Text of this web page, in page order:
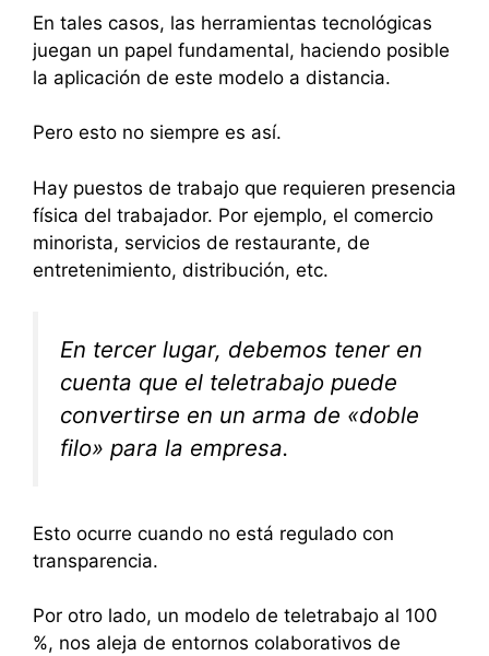
En tales casos, las herramientas tecnológicas
juegan un papel fundamental, haciendo posible
la aplicación de este modelo a distancia.
Pero esto no siempre es así.
Hay puestos de trabajo que requieren presencia
física del trabajador. Por ejemplo, el comercio
minorista, servicios de restaurante, de
entretenimiento, distribución, etc.
En tercer lugar, debemos tener en
cuenta que el teletrabajo puede
convertirse en un arma de «doble
filo» para la empresa.
Esto ocurre cuando no está regulado con
transparencia.
Por otro lado, un modelo de teletrabajo al 100
%, nos aleja de entornos colaborativos de